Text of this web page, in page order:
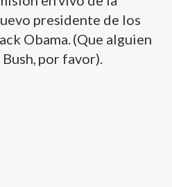
presidente de los
Obama. (Que alguien
por favor).